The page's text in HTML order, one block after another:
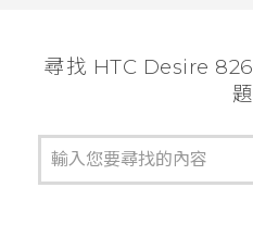
尋找 HTC Desire
題